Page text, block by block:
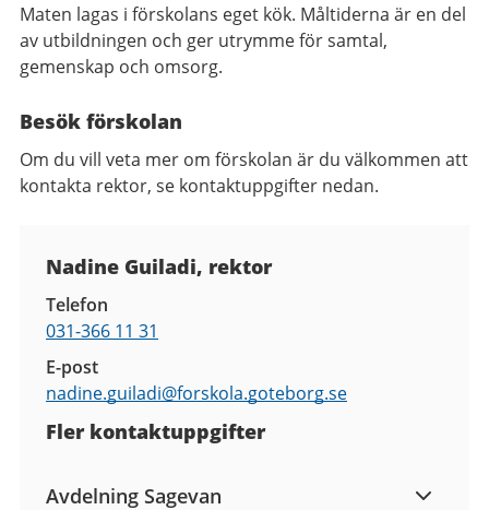
Maten lagas i förskolans eget kök. Måltiderna är en del
av utbildningen och ger utrymme för samtal,
gemenskap och omsorg.
Besök förskolan
Om du vill veta mer om förskolan är du välkommen att
kontakta rektor, se kontaktuppgifter nedan.
Nadine Guiladi, rektor
Telefon
031-366 11 31
E-post
nadine.guiladi@forskola.goteborg.se
Fler kontaktuppgifter
Avdelning Sagevan